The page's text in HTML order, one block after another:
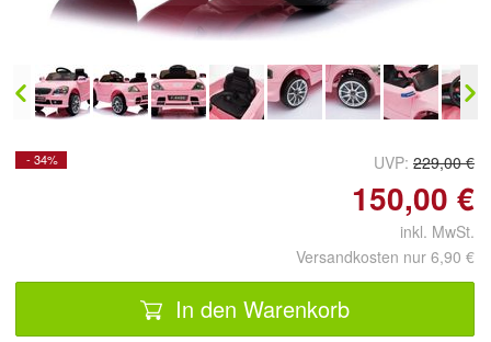
- 34% UVP: 229,00 €
150,00 €
inkl. MwSt.
Versandkosten nur 6,90 €
In den Warenkorb